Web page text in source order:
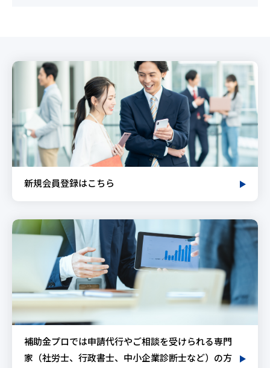
新規会員登録はこちら
補助金プロでは申請代行やご相談を受けられる専門
家（社労士、行政書士、中小企業診断士など）の方